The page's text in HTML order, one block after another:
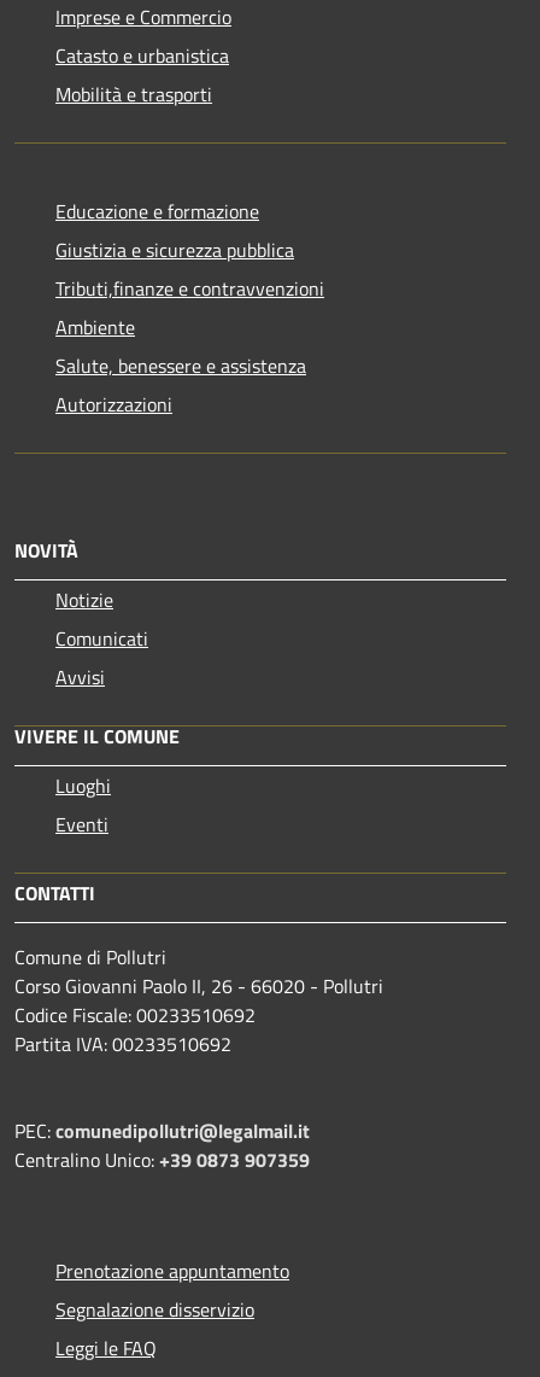
Imprese e Commercio
Catasto e urbanistica
Mobilità e trasporti
Educazione e formazione
Giustizia e sicurezza pubblica
Tributi,finanze e contravvenzioni
Ambiente
Salute, benessere e assistenza
Autorizzazioni
NOVITÀ
Notizie
Comunicati
Avvisi
VIVERE IL COMUNE
Luoghi
Eventi
CONTATTI
Comune di Pollutri
Corso Giovanni Paolo II, 26 - 66020 - Pollutri
Codice Fiscale: 00233510692
Partita IVA: 00233510692
PEC:comunedipollutri@legalmail.it
Centralino Unico:+39 0873 907359
Prenotazione appuntamento
Segnalazione disservizio
Leggi le FAQ